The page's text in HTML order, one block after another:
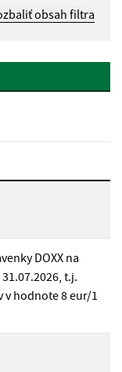
obsah filtra
DOXX na
t.j.
v hodnote 8 eur/1